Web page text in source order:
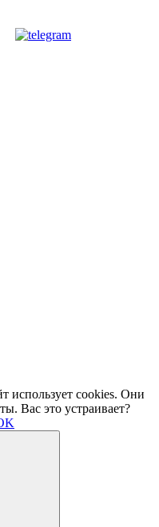
использует cookies. Они
Вас это устраивает?